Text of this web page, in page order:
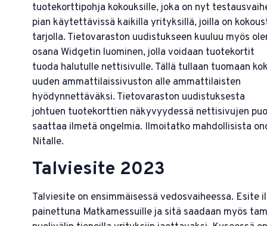
tuotekorttipohja kokouksille, joka on nyt
pian käytettävissä kaikilla yrityksillä, joilla on
tarjolla. Tietovaraston uudistukseen kuuluu myös
osana Widgetin luominen, jolla voidaan tuotekortit
tuoda halutulle nettisivulle. Tällä tullaan tuomaan
uuden ammattilaissivuston alle ammattilaisten
hyödynnettäväksi. Tietovaraston uudistuksesta
johtuen tuotekorttien näkyvyydessä nettisivujen
saattaa ilmetä ongelmia. Ilmoitatko mahdollisista
Nitalle.
Talviesite 2023
Talviesite on ensimmäisessä vedosvaiheessa. Esite
painettuna Matkamessuille ja sitä saadaan myös